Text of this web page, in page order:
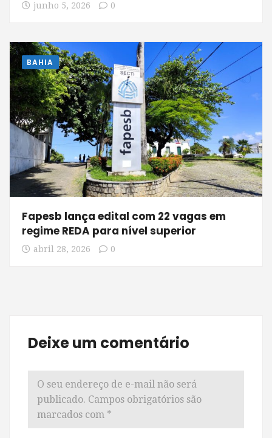
junho 5, 2026 0
BAHIA
Fapesb lança edital com 22 vagas em
regime REDA para nível superior
abril 28, 2026 0
Deixe um comentário
O seu endereço de e-mail não será
publicado. Campos obrigatórios são
marcados com *